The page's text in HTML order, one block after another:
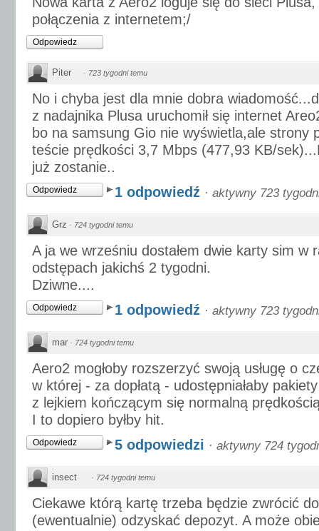
połączenia z internetem;/
Odpowiedz
Piter · 723 tygodni temu
No i chyba jest dla mnie dobra
z nadajnika Plusa uruchomił się internet
bo na samsung Gio nie wyświetla,ale strony
teście prędkości 3,7 Mbps (477,93 KB/
już zostanie..
Odpowiedz 1 odpowiedź · aktywny 723
Grz · 724 tygodni temu
A ja we wrześniu dostałem dwie karty sim w
odstępach jakichś 2 tygodni.
Dziwne....
Odpowiedz 1 odpowiedź · aktywny 723
mar · 724 tygodni temu
Aero2 mogłoby rozszerzyć swoją usługę o
w której - za dopłatą - udostępniałaby
z lejkiem kończącym się normalną
I to dopiero byłby hit.
Odpowiedz 5 odpowiedzi · aktywny 724
insect · 724 tygodni temu
Ciekawe którą kartę trzeba będzie zwrócić
(ewentualnie) odzyskać depozyt. A może